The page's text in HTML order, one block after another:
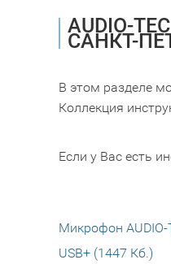
AUDIO-
САНКТ-
В этом разделе
Коллекция
Если у Вас есть
Микрофон AUDIO-
USB+ (1447 Кб.)